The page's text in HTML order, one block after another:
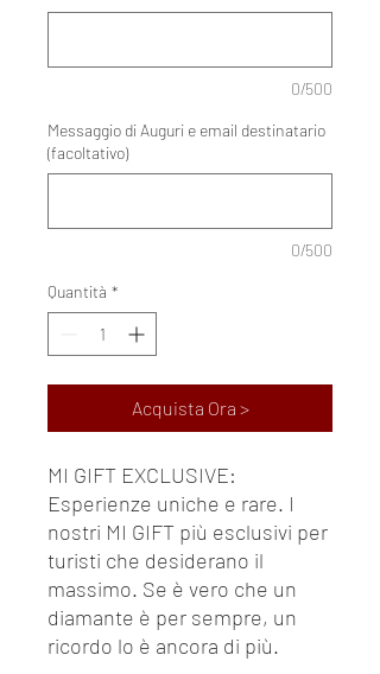
0/500
Messaggio di Auguri e email destinatario
(facoltativo)
0/500
Quantità *
Acquista Ora >
MI GIFT EXCLUSIVE:
Esperienze uniche e rare. I
nostri MI GIFT più esclusivi per
turisti che desiderano il
massimo. Se è vero che un
diamante è per sempre, un
ricordo lo è ancora di più.